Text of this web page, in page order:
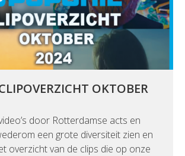
OKTOBER
door Rotterdamse acts en
een grote diversiteit zien en
overzicht van de clips die op onze